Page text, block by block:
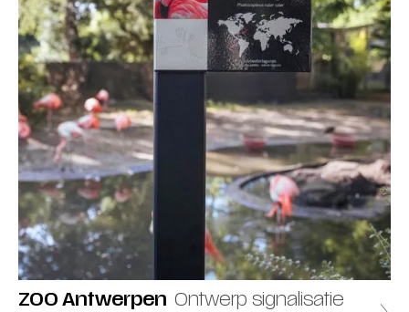
ZOO Antwerpen Ontwerp signalisatie